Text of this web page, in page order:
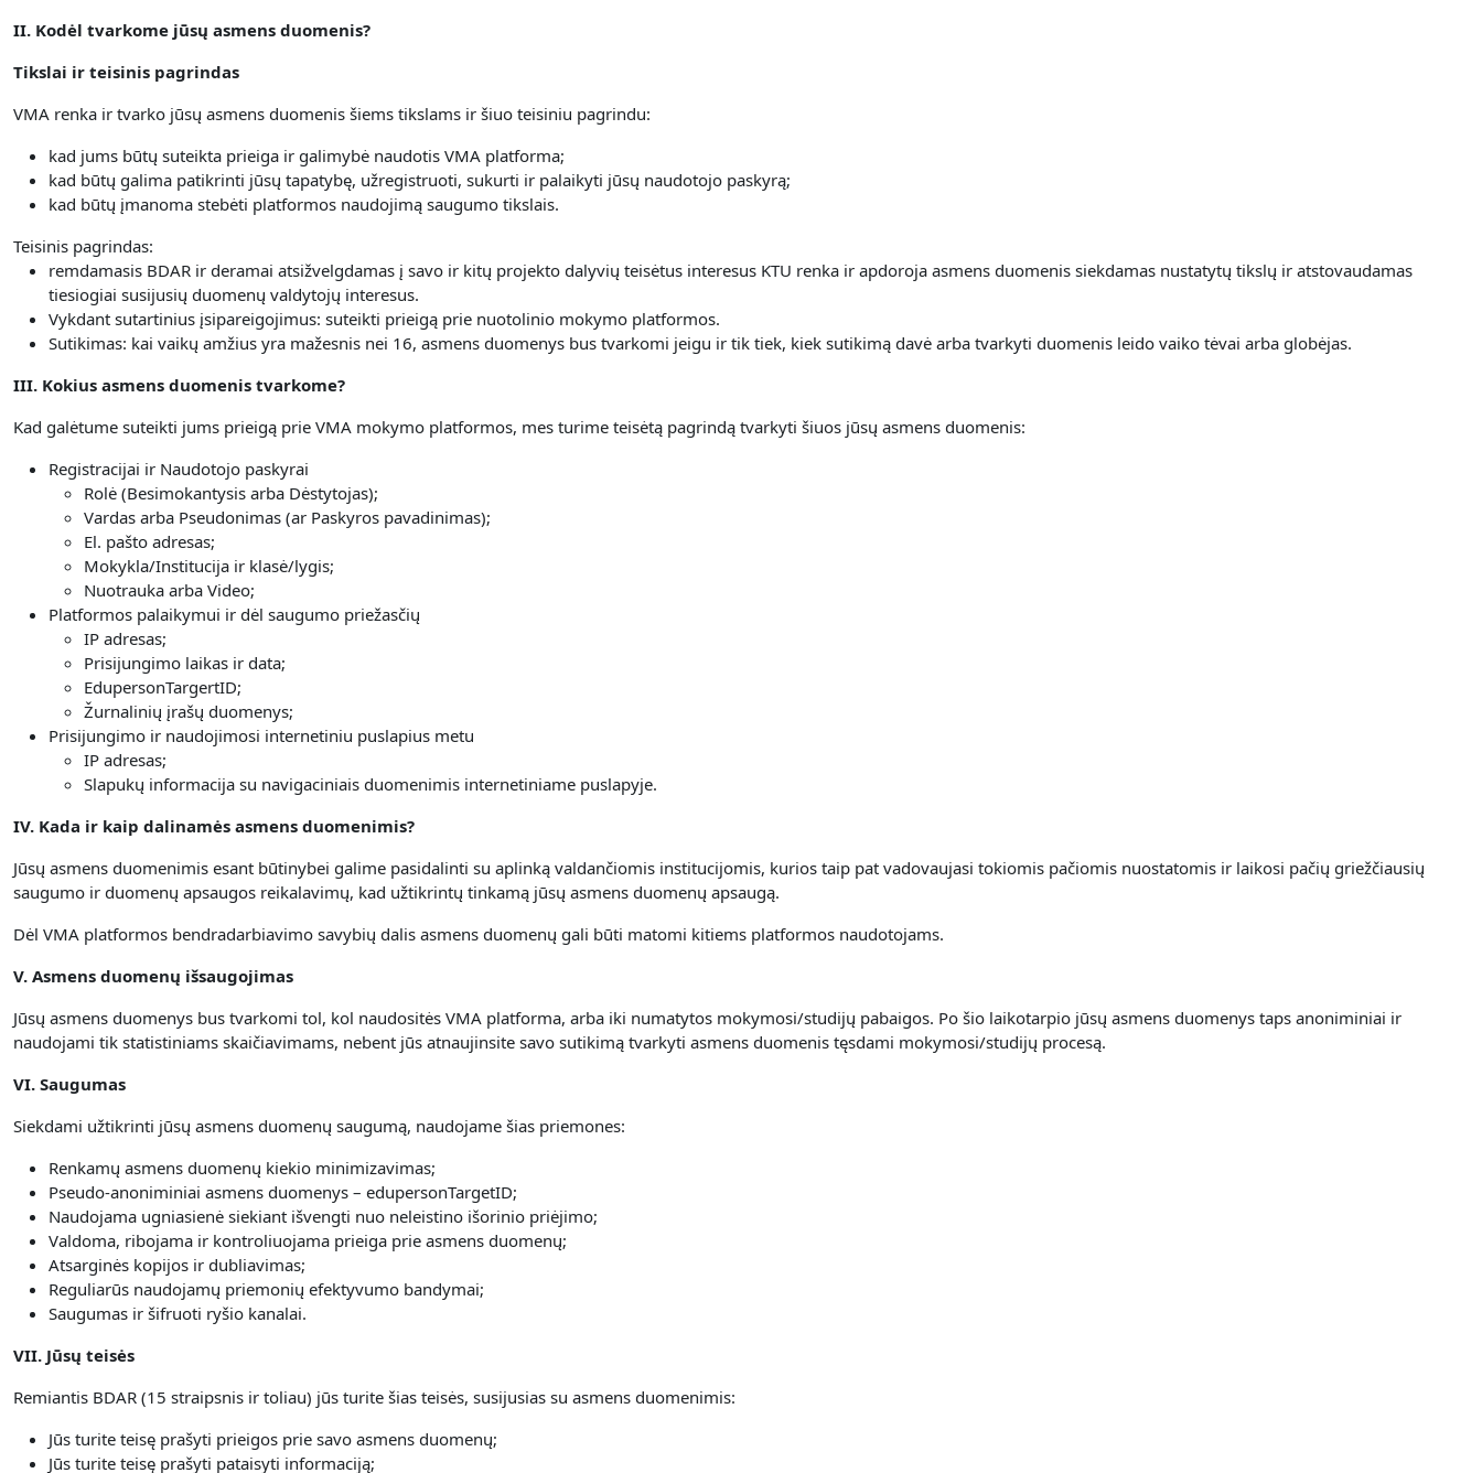
II. Kodėl tvarkome jūsų asmens duomenis?
Tikslai ir teisinis pagrindas
VMA renka ir tvarko jūsų asmens duomenis šiems tikslams ir šiuo teisiniu pagrindu:
kad jums būtų suteikta prieiga ir galimybė naudotis VMA platforma;
kad būtų galima patikrinti jūsų tapatybę, užregistruoti, sukurti ir palaikyti jūsų naudotojo paskyrą;
kad būtų įmanoma stebėti platformos naudojimą saugumo tikslais.
Teisinis pagrindas:
remdamasis BDAR ir deramai atsižvelgdamas į savo ir kitų projekto dalyvių teisėtus interesus KTU renka ir apdoroja asmens duomenis siekdamas nustatytų tikslų ir atstovaudamas
tiesiogiai susijusių duomenų valdytojų interesus.
Vykdant sutartinius įsipareigojimus: suteikti prieigą prie nuotolinio mokymo platformos.
Sutikimas: kai vaikų amžius yra mažesnis nei 16, asmens duomenys bus tvarkomi jeigu ir tik tiek, kiek sutikimą davė arba tvarkyti duomenis leido vaiko tėvai arba globėjas.
III. Kokius asmens duomenis tvarkome?
Kad galėtume suteikti jums prieigą prie VMA mokymo platformos, mes turime teisėtą pagrindą tvarkyti šiuos jūsų asmens duomenis:
Registracijai ir Naudotojo paskyrai
Rolė (Besimokantysis arba Dėstytojas);
Vardas arba Pseudonimas (ar Paskyros pavadinimas);
El. pašto adresas;
Mokykla/Institucija ir klasė/lygis;
Nuotrauka arba Video;
Platformos palaikymui ir dėl saugumo priežasčių
IP adresas;
Prisijungimo laikas ir data;
EdupersonTargertID;
Žurnalinių įrašų duomenys;
Prisijungimo ir naudojimosi internetiniu puslapius metu
IP adresas;
Slapukų informacija su navigaciniais duomenimis internetiniame puslapyje.
IV. Kada ir kaip dalinamės asmens duomenimis?
Jūsų asmens duomenimis esant būtinybei galime pasidalinti su aplinką valdančiomis institucijomis, kurios taip pat vadovaujasi tokiomis pačiomis nuostatomis ir laikosi pačių griežčiausių
saugumo ir duomenų apsaugos reikalavimų, kad užtikrintų tinkamą jūsų asmens duomenų apsaugą.
Dėl VMA platformos bendradarbiavimo savybių dalis asmens duomenų gali būti matomi kitiems platformos naudotojams.
V. Asmens duomenų išsaugojimas
Jūsų asmens duomenys bus tvarkomi tol, kol naudositės VMA platforma, arba iki numatytos mokymosi/studijų pabaigos. Po šio laikotarpio jūsų asmens duomenys taps anoniminiai ir
naudojami tik statistiniams skaičiavimams, nebent jūs atnaujinsite savo sutikimą tvarkyti asmens duomenis tęsdami mokymosi/studijų procesą.
VI. Saugumas
Siekdami užtikrinti jūsų asmens duomenų saugumą, naudojame šias priemones:
Renkamų asmens duomenų kiekio minimizavimas;
Pseudo-anoniminiai asmens duomenys – edupersonTargetID;
Naudojama ugniasienė siekiant išvengti nuo neleistino išorinio priėjimo;
Valdoma, ribojama ir kontroliuojama prieiga prie asmens duomenų;
Atsarginės kopijos ir dubliavimas;
Reguliarūs naudojamų priemonių efektyvumo bandymai;
Saugumas ir šifruoti ryšio kanalai.
VII. Jūsų teisės
Remiantis BDAR (15 straipsnis ir toliau) jūs turite šias teisės, susijusias su asmens duomenimis:
Jūs turite teisę prašyti prieigos prie savo asmens duomenų;
Jūs turite teisę prašyti pataisyti informaciją;